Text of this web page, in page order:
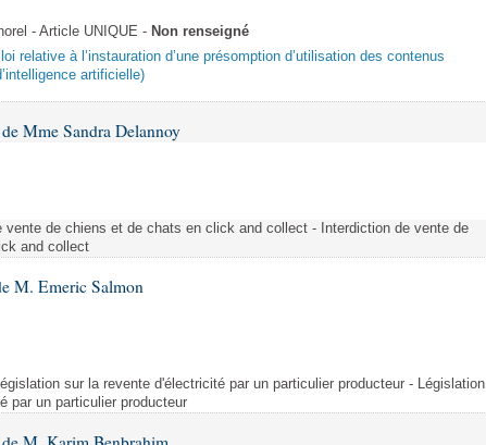
- Article UNIQUE - Non renseigné
relative à l’instauration d’une présomption d’utilisation des contenus
artificielle)
Mme Sandra Delannoy
vente de chiens et de chats en click and collect - Interdiction de vente de
and collect
M. Emeric Salmon
sur la revente d'électricité par un particulier producteur - Législation
par un particulier producteur